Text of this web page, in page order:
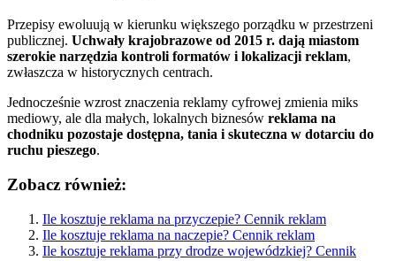
Przepisy ewoluują w kierunku większego porządku w przestrzeni
publicznej. Uchwały krajobrazowe od 2015 r. dają miastom
szerokie narzędzia kontroli formatów i lokalizacji reklam,
zwłaszcza w historycznych centrach.
Jednocześnie wzrost znaczenia reklamy cyfrowej zmienia miks
mediowy, ale dla małych, lokalnych biznesów reklama na
chodniku pozostaje dostępna, tania i skuteczna w dotarciu do
ruchu pieszego.
Zobacz również:
Ile kosztuje reklama na przyczepie? Cennik reklam
Ile kosztuje reklama na naczepie? Cennik reklam
Ile kosztuje reklama przy drodze wojewódzkiej? Cennik